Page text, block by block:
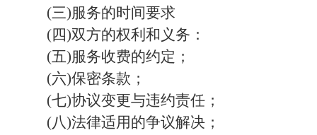
(三)服务的时间要求
(四)双方的权利和义务：
(五)服务收费的约定；
(六)保密条款；
(七)协议变更与违约责任；
(八)法律适用的争议解决；